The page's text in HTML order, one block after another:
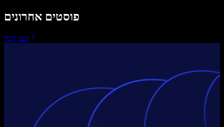
פוסטים אחרונים
הצג הכל